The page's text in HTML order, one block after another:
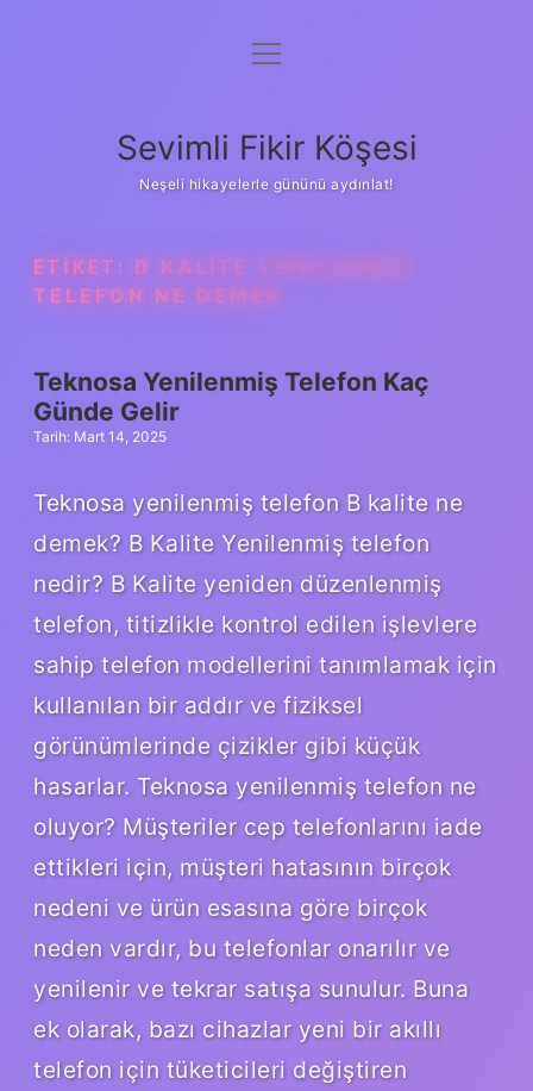
Anasayfa
Yasal Uyarı
menüyü
Sevimli Fikir Köşesi
Neşeli hikayelerle gününü aydınlat!
ETIKET: D KALITE YENILENMIŞ
TELEFON NE DEMEK
Teknosa Yenilenmiş Telefon Kaç
Günde Gelir
Tarih: Mart 14, 2025
Teknosa yenilenmiş telefon B kalite ne
demek? B Kalite Yenilenmiş telefon
nedir? B Kalite yeniden düzenlenmiş
telefon, titizlikle kontrol edilen işlevlere
sahip telefon modellerini tanımlamak için
kullanılan bir addır ve fiziksel
görünümlerinde çizikler gibi küçük
hasarlar. Teknosa yenilenmiş telefon ne
oluyor? Müşteriler cep telefonlarını iade
ettikleri için, müşteri hatasının birçok
nedeni ve ürün esasına göre birçok
neden vardır, bu telefonlar onarılır ve
yenilenir ve tekrar satışa sunulur. Buna
ek olarak, bazı cihazlar yeni bir akıllı
telefon için tüketicileri değiştiren